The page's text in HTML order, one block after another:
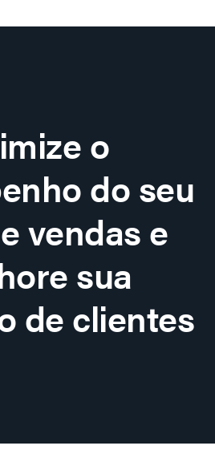
o
do seu
vendas e
sua
de clientes